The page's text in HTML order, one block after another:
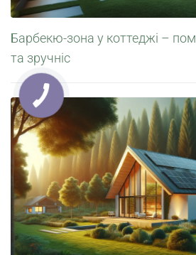
Барбекю-зона у коттеджі –
та зручніс